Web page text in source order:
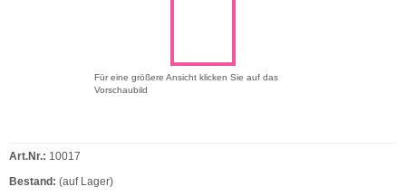
Für eine größere Ansicht klicken Sie auf das
Vorschaubild
Art.Nr.: 10017
Bestand: (auf Lager)